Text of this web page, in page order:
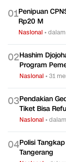
01Penipuan
Rp20 M
Nasional •
02Hashim
Program
Nasional •31
03Pendakian
Tiket Bisa
Nasional •
04Polisi
Tangerang